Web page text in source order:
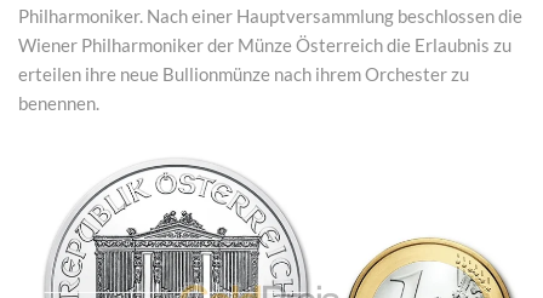
Philharmoniker. Nach einer Hauptversammlung beschlossen die
Wiener Philharmoniker der Münze Österreich die Erlaubnis zu
erteilen ihre neue Bullionmünze nach ihrem Orchester zu
benennen.